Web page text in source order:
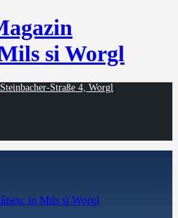
si Worgl
Straße 4, Worgl